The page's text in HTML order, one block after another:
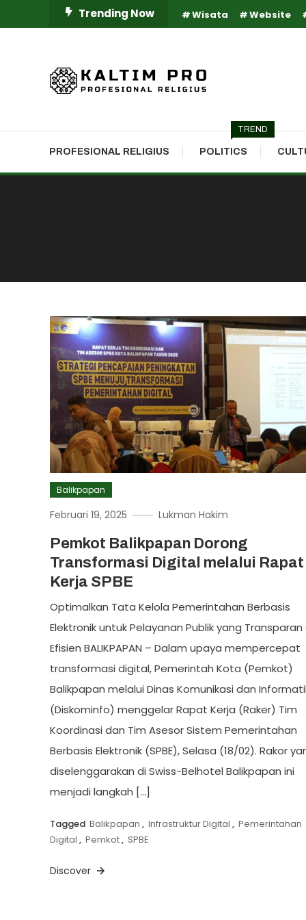
To
Trending Now Wisata Website
PROFESIONAL RELIGIUS POLITICS
TREND
Balikpapan
Februari 19, 2025 Lukman Hakim
Pemkot Balikpapan Dorong
Transformasi Digital melalui Rapat
Kerja SPBE
Optimalkan Tata Kelola Pemerintahan Berbasis
Elektronik untuk Pelayanan Publik yang Transparan
Efisien BALIKPAPAN – Dalam upaya mempercepat
transformasi digital, Pemerintah Kota (Pemkot)
Balikpapan melalui Dinas Komunikasi dan
(Diskominfo) menggelar Rapat Kerja (Raker) Tim
Koordinasi dan Tim Asesor Sistem Pemerintahan
Berbasis Elektronik (SPBE), Selasa (18/02). Rakor
diselenggarakan di Swiss-Belhotel Balikpapan ini
menjadi langkah […]
Tagged Balikpapan , Infrastruktur Digital , Pemerintahan
Digital , Pemkot, SPBE
Discover